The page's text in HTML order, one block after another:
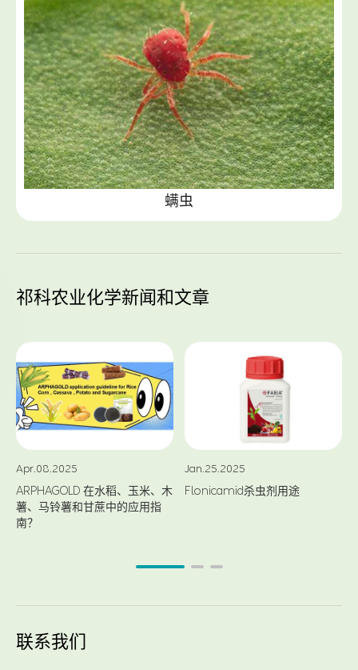
螨虫
祁科农业化学新闻和文章
Apr.08.2025
ARPHAGOLD 在水稻、玉米、木
薯、马铃薯和甘蔗中的应用指
南？
Jan.25.2025
Flonicamid杀虫剂用途
联系我们